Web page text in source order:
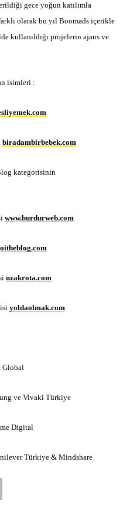
gece yoğun katılımla
olarak bu yıl Boomads içerikle
kullanıldığı projelerin ajans ve
isimleri :
biradambirbebek.com
kategorisinin
www.burdurweb.com
oitheblog.com
uzakrota.com
yoldaolmak.com
Global
ve Vivaki Türkiye
Digital
Türkiye & Mindshare